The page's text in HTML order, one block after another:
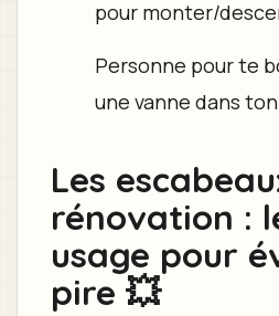
pour monter/
Personne pour te
une vanne dans
Les
rénovation :
usage pour
pire 💥